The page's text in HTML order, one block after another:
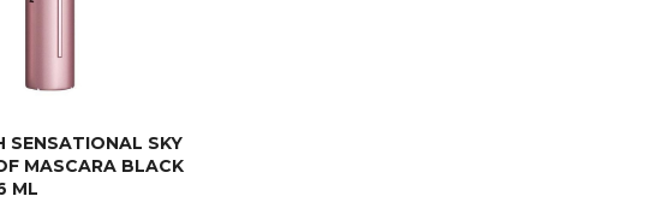
SENSATIONAL SKY
MASCARA BLACK
ML